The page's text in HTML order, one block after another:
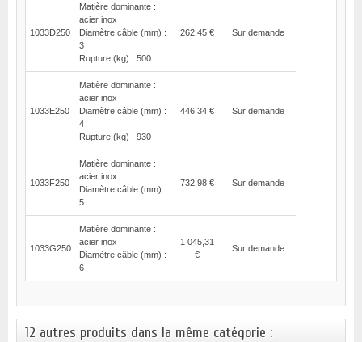
1033D250
Matière dominante :
acier inox
Diamètre câble (mm) :
3
Rupture (kg) : 500
262,45 € Sur demande
1033E250
Matière dominante :
acier inox
Diamètre câble (mm) :
4
Rupture (kg) : 930
446,34 € Sur demande
1033F250
Matière dominante :
acier inox
Diamètre câble (mm) :
5
732,98 € Sur demande
1033G250
Matière dominante :
acier inox
Diamètre câble (mm) :
6
1 045,31
€
Sur demande
12 autres produits dans la même catégorie :